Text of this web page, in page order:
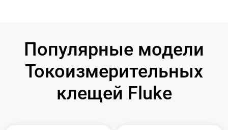
Популярные модели
Токоизмерительных
клещей Fluke